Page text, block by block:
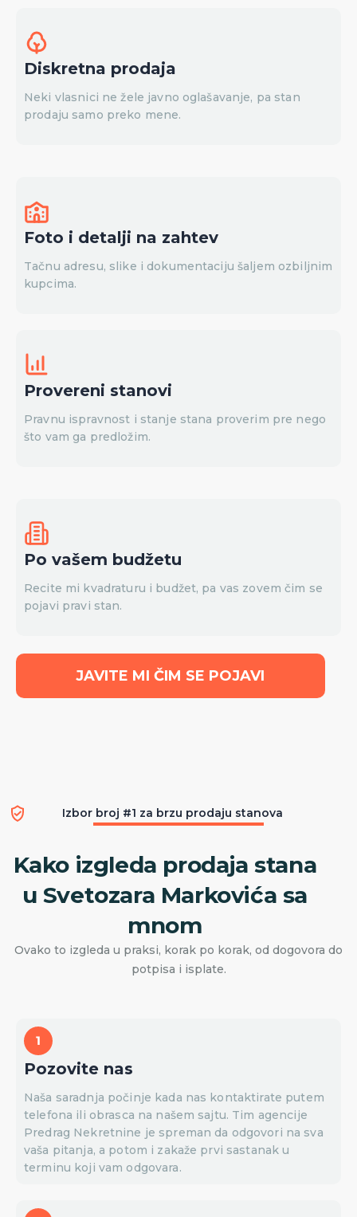
Diskretna prodaja
Neki vlasnici ne žele javno oglašavanje, pa stan
prodaju samo preko mene.
Foto i detalji na zahtev
Tačnu adresu, slike i dokumentaciju šaljem ozbiljnim
kupcima.
Provereni stanovi
Pravnu ispravnost i stanje stana proverim pre nego
što vam ga predložim.
Po vašem budžetu
Recite mi kvadraturu i budžet, pa vas zovem čim se
pojavi pravi stan.
JAVITE MI ČIM SE POJAVI
Izbor broj #1 za brzu prodaju stanova
Kako izgleda prodaja stana
u Svetozara Markovića sa
mnom
Ovako to izgleda u praksi, korak po korak, od dogovora do
potpisa i isplate.
Pozovite nas
Naša saradnja počinje kada nas kontaktirate putem
telefona ili obrasca na našem sajtu. Tim agencije
Predrag Nekretnine je spreman da odgovori na sva
vaša pitanja, a potom i zakaže prvi sastanak u
terminu koji vam odgovara.